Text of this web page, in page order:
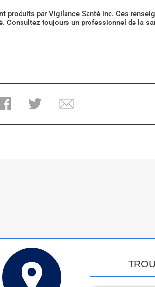
par Vigilance Santé inc. Ces
Consultez toujours un professionnel de la